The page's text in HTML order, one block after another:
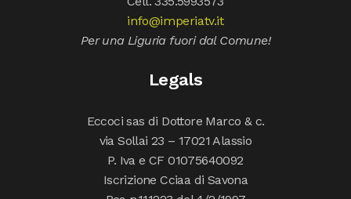
info@imperiatv.it
Per una Liguria fuori dal Comune!
Legals
Eccoci sas di Dottore Marco & c.
via Sollai 23 – 17021 Alassio
P. Iva e CF 01075640092
Iscrizione Cciaa di Savona